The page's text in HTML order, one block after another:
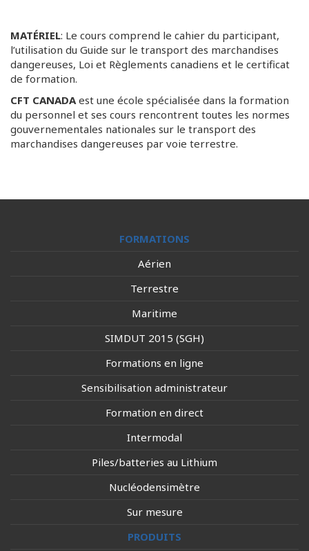
MATÉRIEL: Le cours comprend le cahier du participant,
l’utilisation du Guide sur le transport des marchandises
dangereuses, Loi et Règlements canadiens et le certificat
de formation.
CFT CANADAest une école spécialisée dans la formation
du personnel et ses cours rencontrent toutes les normes
gouvernementales nationales sur le transport des
marchandises dangereuses par voie terrestre.
FORMATIONS
Aérien
Terrestre
Maritime
SIMDUT 2015 (SGH)
Formations en ligne
Sensibilisation administrateur
Formation en direct
Intermodal
Piles/batteries au Lithium
Nucléodensimètre
Sur mesure
PRODUITS